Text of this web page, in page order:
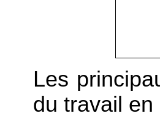
Les
du travail en